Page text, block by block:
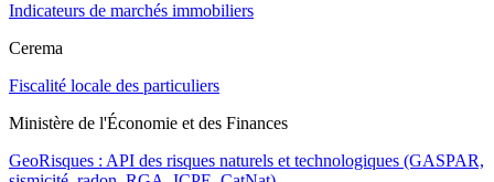
Indicateurs de marchés immobiliers
Cerema
Fiscalité locale des particuliers
Ministère de l'Économie et des Finances
GeoRisques : API des risques naturels et technologiques (GASPAR,